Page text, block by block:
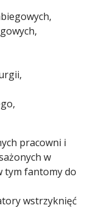
pracowni i
w
tym fantomy do
wstrzyknięć